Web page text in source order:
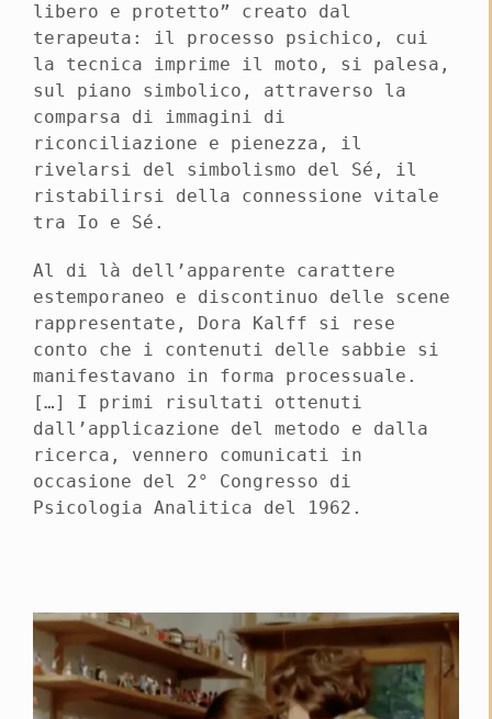
libero e protetto” creato dal
terapeuta: il processo psichico, cui
la tecnica imprime il moto, si palesa,
sul piano simbolico, attraverso la
comparsa di immagini di
riconciliazione e pienezza, il
rivelarsi del simbolismo del Sé, il
ristabilirsi della connessione vitale
tra Io e Sé.
Al di là dell’apparente carattere
estemporaneo e discontinuo delle scene
rappresentate, Dora Kalff si rese
conto che i contenuti delle sabbie si
manifestavano in forma processuale.
[…] I primi risultati ottenuti
dall’applicazione del metodo e dalla
ricerca, vennero comunicati in
occasione del 2° Congresso di
Psicologia Analitica del 1962.